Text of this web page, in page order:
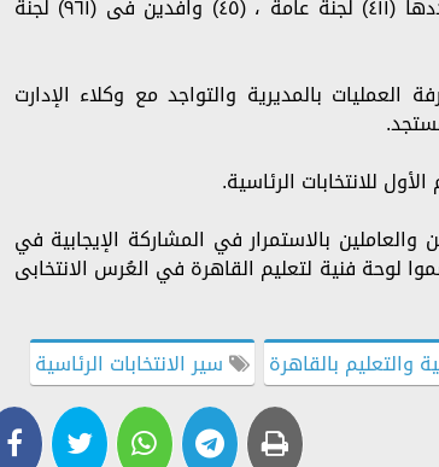
الرئاسية ٢٠٢٤ فى يومها الأول بمقار اللجان الانتخابية وعددها (٤١١) لجنة عامة ، (٤٥) وافدين فى (٩٦١) لجنة
بالمديرية والتواجد مع وكلاء الإدارت
للانتخابات الرئاسية.
والعاملين بالاستمرار في المشاركة الإيجابية في
لوحة فنية لتعليم القاهرة في العُرس الانتخابى
والتعليم بالقاهرة سير الانتخابات الرئاسية